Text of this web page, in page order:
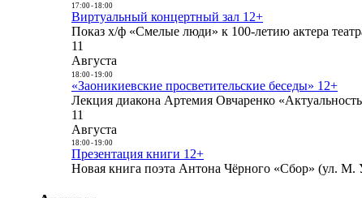
17:00- 18:00
Виртуальный концертный зал 12+
Показ х/ф «Смелые люди» к 100-летию актера
11
Августа
18:00- 19:00
«Заоникиевские просветительские беседы» 12+
Лекция диакона Артемия Овчаренко
11
Августа
18:00- 19:00
Презентация книги 12+
Новая книга поэта Антона Чёрного «Сбор» (ул. М.